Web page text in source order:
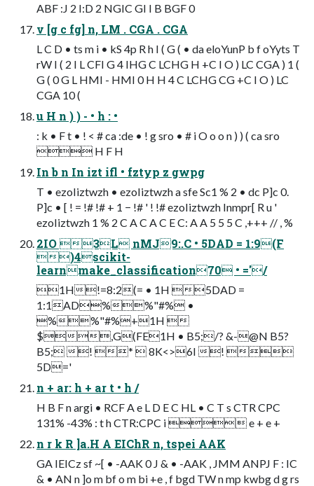
ABF :J 2 I:D 2 NGIC GI I B BGF 0
v [g c fg] n, LM . CGA . CGA
L C D • ts m i • kS 4p R h I ( G ( • da eloYunP b f oYyts T
rW I ( 2 I L CFI G 4 IHG C LCHG H +C I O ) LC CGA ) 1 (
G ( 0 G L HMI - HMI 0 H H 4 C LCHG CG +C I O ) LC
CGA 10 (
u H n ) ) - • h : •
: k • F t • ! < # ca :de • ! g sro • # i O o o n ) ) ( ca sro
 H F H
In b n In izt ifl • fztyp z gwpg
T • ezoIiztwzh • ezoIiztwzh a sfe Sc1 % 2 • dc P]c 0.
P]c • [ ! = !# !# + 1 − !# ' ! !# ezoIiztwzh Inmpr[ R u '
ezoIiztwzh 1 % 2 C A C A C E C: A A 5 5 5 C ,+++ // , %
2IO 3L nMJ9:.C • 5DAD = 1:9(F
)4scikit-
learnmake_classification70 • ='/
1H!=8:2(= • 1H 5DAD =
1:1AD%%"#% •
%%"#%+1H 
$,G(FE1H • B5;/? &-@N B5?
B5; ! *  8K<>6I ! 
5D='
n + ar: h + ar t • h /
H B F n argi • RCF A e L D E C HL • C T s CTR CPC
131% -43% : t h CTR:CPC i  e + e +
n r k R ]a.H A EIChR n, tspei AAK
GA IEICz sf ~[ • -AAK 0 J & • -AAK , JMM ANPJ F : IC
& • AN n ]o m bf o m bi +e , f bgd TW n mp kwbg d g rs